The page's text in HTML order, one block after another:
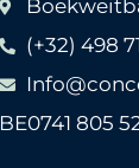
(+32) 498
BE0741 805